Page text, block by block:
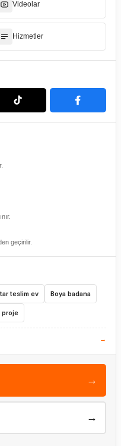
Videolar
Hizmetler
geçirilir.
teslim ev Boya badana
proje
→
→
→